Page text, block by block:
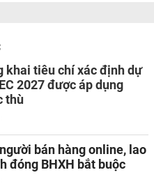
khai tiêu chí xác định dự
2027 được áp dụng
thù
bán hàng online, lao
đóng BHXH bắt buộc